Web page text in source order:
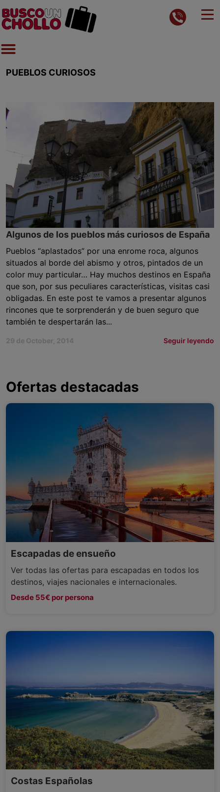
PUEBLOS CURIOSOS
Algunos de los pueblos más curiosos de España
Pueblos “aplastados” por una enrome roca, algunos
situados al borde del abismo y otros, pintados de un
color muy particular… Hay muchos destinos en España
que son, por sus peculiares características, visitas casi
obligadas. En este post te vamos a presentar algunos
rincones que te sorprenderán y de buen seguro que
también te despertarán las...
29 de October, 2014 Seguir leyendo
Ofertas destacadas
Escapadas de ensueño
Ver todas las ofertas para escapadas en todos los
destinos, viajes nacionales e internacionales.
Desde 55€ por persona
Costas Españolas